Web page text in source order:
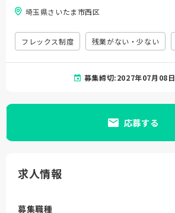
埼玉県さいたま市西区
フレックス制度 残業がない・少ない
募集締切:2027年07月08
応募する
求人情報
募集職種